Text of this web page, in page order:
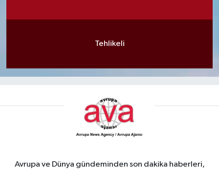
Tehlikeli
Avrupa ve Dünya gündeminden son dakika haberleri,